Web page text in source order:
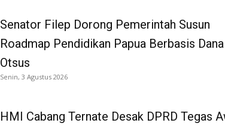
Senator Filep Dorong Pemerintah Susun
Roadmap Pendidikan Papua Berbasis Dana
Otsus
Senin, 3 Agustus 2026
HMI Cabang Ternate Desak DPRD Tegas